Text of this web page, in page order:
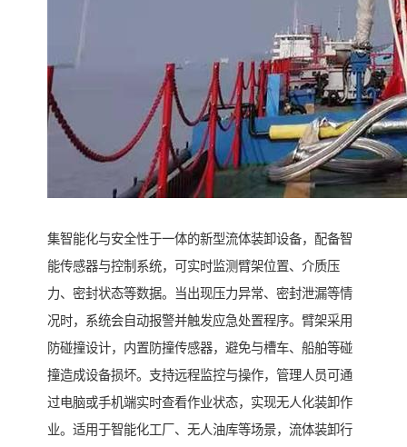
集智能化与安全性于一体的新型流体装卸设备，配备智
能传感器与控制系统，可实时监测臂架位置、介质压
力、密封状态等数据。当出现压力异常、密封泄漏等情
况时，系统会自动报警并触发应急处置程序。臂架采用
防碰撞设计，内置防撞传感器，避免与槽车、船舶等碰
撞造成设备损坏。支持远程监控与操作，管理人员可通
过电脑或手机端实时查看作业状态，实现无人化装卸作
业。适用于智能化工厂、无人油库等场景，流体装卸行